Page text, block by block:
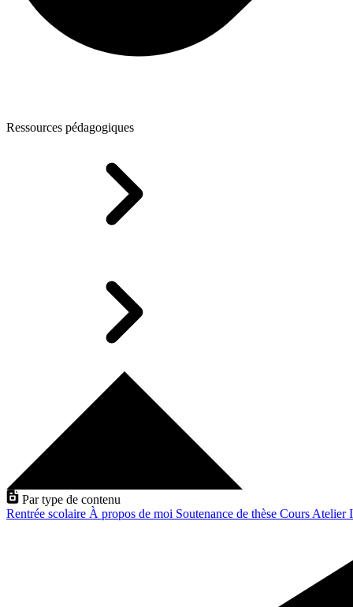
Ressources pédagogiques
Par type de contenu
Rentrée scolaire À propos de moi Soutenance de thèse Cours Atelier